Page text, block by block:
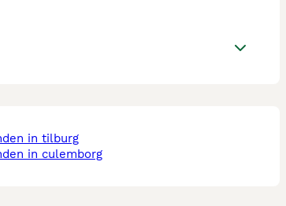
in tilburg
in culemborg